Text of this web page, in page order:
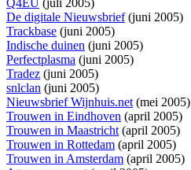
Q4EU (juli 2005)
De digitale Nieuwsbrief(juni 2005)
Trackbase (juni 2005)
Indische duinen (juni 2005)
Perfectplasma (juni 2005)
Tradez (juni 2005)
snlclan (juni 2005)
Nieuwsbrief Wijnhuis.net (mei 2005)
Trouwen in Eindhoven (april 2005)
Trouwen in Maastricht (april 2005)
Trouwen in Rottedam (april 2005)
Trouwen in Amsterdam (april 2005)